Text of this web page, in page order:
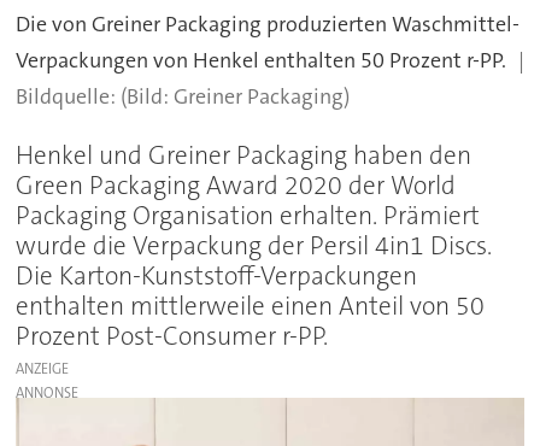
Die von Greiner Packaging produzierten Waschmittel-
Verpackungen von Henkel enthalten 50 Prozent r-PP.
(Bild: Greiner Packaging)
Henkel und Greiner Packaging haben den
Green Packaging Award 2020 der World
Packaging Organisation erhalten. Prämiert
wurde die Verpackung der Persil 4in1 Discs.
Die Karton-Kunststoff-Verpackungen
enthalten mittlerweile einen Anteil von 50
Prozent Post-Consumer r-PP.
ANZEIGE